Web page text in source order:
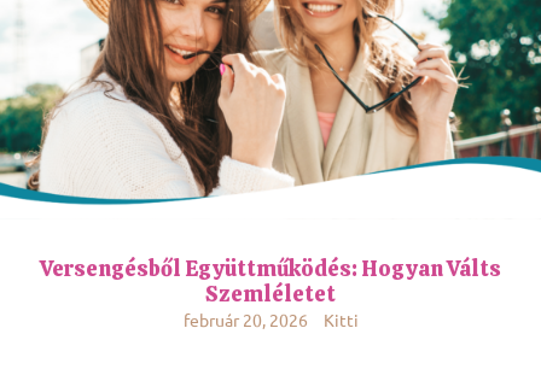
Versengésből Együttműködés: Hogyan Válts
Szemléletet
február 20, 2026 Kitti